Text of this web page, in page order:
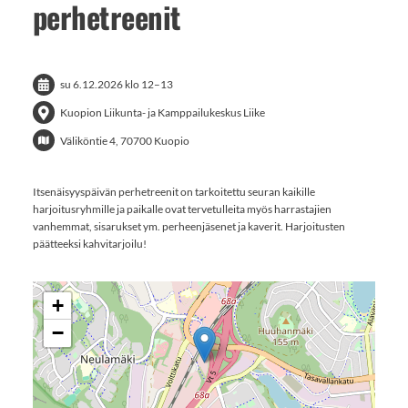
perhetreenit
su 6.12.2026 klo 12–13
Kuopion Liikunta- ja Kamppailukeskus Liike
Väliköntie 4, 70700 Kuopio
Itsenäisyyspäivän perhetreenit on tarkoitettu seuran kaikille
harjoitusryhmille ja paikalle ovat tervetulleita myös harrastajien
vanhemmat, sisarukset ym. perheenjäsenet ja kaverit. Harjoitusten
päätteeksi kahvitarjoilu!
+
−